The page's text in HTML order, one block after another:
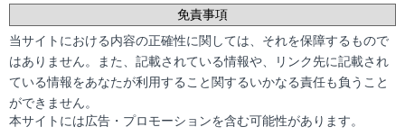
免責事項
当サイトにおける内容の正確性に関しては、それを保障するもので
はありません。また、記載されている情報や、リンク先に記載され
ている情報をあなたが利用すること関するいかなる責任も負うこと
ができません。
本サイトには広告・プロモーションを含む可能性があります。